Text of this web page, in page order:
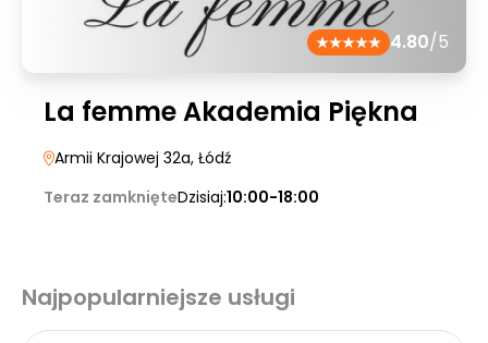
4.80/5
La femme Akademia Piękna
Armii Krajowej 32a, Łódź
Teraz zamknięteDzisiaj:10:00-18:00
Najpopularniejsze usługi